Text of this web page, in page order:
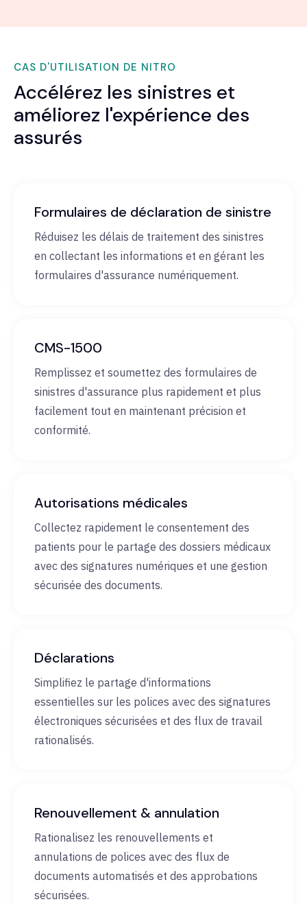
CAS D'UTILISATION DE NITRO
Accélérez les sinistres et
améliorez l'expérience des
assurés
Formulaires de déclaration de sinistre
Réduisez les délais de traitement des sinistres
en collectant les informations et en gérant les
formulaires d'assurance numériquement.
CMS-1500
Remplissez et soumettez des formulaires de
sinistres d'assurance plus rapidement et plus
facilement tout en maintenant précision et
conformité.
Autorisations médicales
Collectez rapidement le consentement des
patients pour le partage des dossiers médicaux
avec des signatures numériques et une gestion
sécurisée des documents.
Déclarations
Simplifiez le partage d'informations
essentielles sur les polices avec des signatures
électroniques sécurisées et des flux de travail
rationalisés.
Renouvellement & annulation
Rationalisez les renouvellements et
annulations de polices avec des flux de
documents automatisés et des approbations
sécurisées.